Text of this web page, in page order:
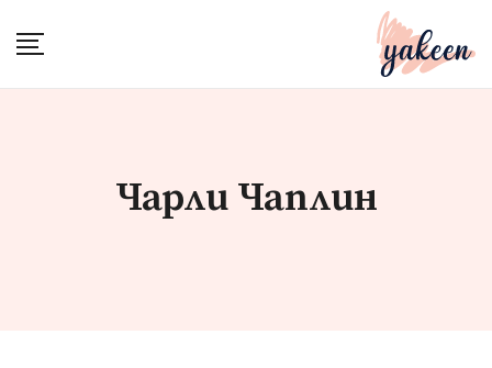
Чарли Чаплин